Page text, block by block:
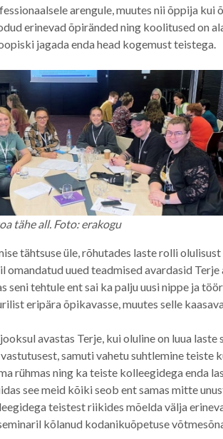
arengule, muutes nii õppija kui
erinevad õpiränded ning koolitused on
jagada enda head kogemust teistega.
tähe all. Foto: erakogu
tähtsuse üle, rõhutades laste rolli
omandatud uued teadmised avardasid
seni tehtule ent sai ka palju uusi nippe ja
eripära õpikavasse, muutes selle
avastas Terje, kui oluline on luua
samuti vahetu suhtlemine teiste
rühmas ning ka teiste kolleegidega enda
see meid kõiki seob ent samas mitte
teistest riikides mõelda välja
kõlanud kodanikuõpetuse